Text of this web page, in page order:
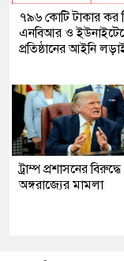
৭৯৬ কোটি টাকার কর
এনবিআর ও
প্রতিষ্ঠানের আইনি
ট্রাম্প প্রশাসনের
অঙ্গরাজ্যের মামলা